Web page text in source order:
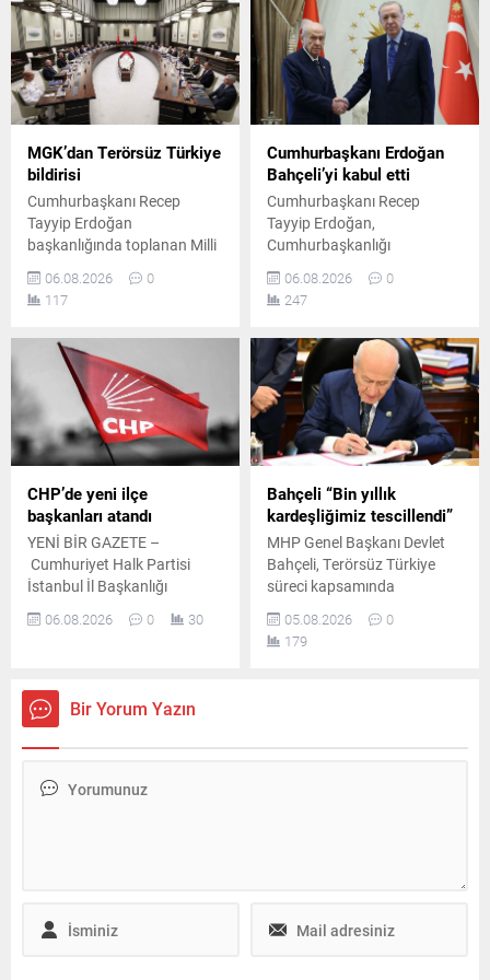
alındığı açıklandı.
gerilemeleri dikkat çekti.
MGK’dan Terörsüz Türkiye
bildirisi
Cumhurbaşkanı Recep
Tayyip Erdoğan
başkanlığında toplanan Milli
ardından yayımlanan
bildiride, "Terörsüz Türkiye"
hedeflerine yönelik
çalışmaların kararlılıkla
sürdürüleceği vurgulandı.
06.08.2026
0
117
Cumhurbaşkanı Erdoğan
Bahçeli’yi kabul etti
Cumhurbaşkanı Recep
Tayyip Erdoğan,
Cumhurbaşkanlığı
Başkanı Devlet Bahçeli ile bir
araya geldi. Yaklaşık 45
Güvenlik Kurulu toplantısı
öncesinde gerçekleştirildi.
06.08.2026
0
247
CHP’de yeni ilçe
başkanları atandı
YENİ BİR GAZETE –
Cumhuriyet Halk Partisi
İstanbul İl Başkanlığı
temmuz ayının 21. gününde
yaptığı duyuruyla çok sayıda
aykırı faaliyetler gerekçesiyle
görevden uzaklaştırmıştı.
ardından teşkilatlarda yeni
06.08.2026 0 30
Bahçeli “Bin yıllık
kardeşliğimiz tescillendi”
MHP Genel Başkanı Devlet
Bahçeli, Terörsüz Türkiye
süreci kapsamında
hazırlanan çerçeve yasa
teklifine ilişkin
değerlendirmelerde bulundu.
05.08.2026
0
179
Bir Yorum Yazın